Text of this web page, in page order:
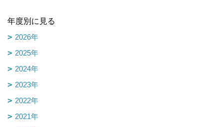
年度別に見る
2026年
2025年
2024年
2023年
2022年
2021年